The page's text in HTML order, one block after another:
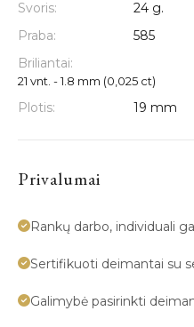
Svoris:
24 g.
Praba:
585
Briliantai:
21 vnt. - 1.8 mm (0,025 ct)
Plotis: 19 mm
Privalumai
Rankų darbo, individuali
Sertifikuoti deimantai su
Galimybė pasirinkti